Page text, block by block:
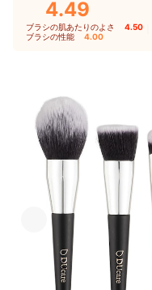
4.49
ブラシの肌あたりのよさ 4.50
ブラシの性能 4.00